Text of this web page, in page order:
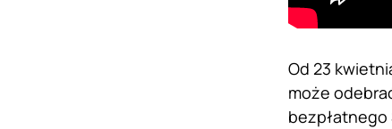
Od 23
może
bezpłatnego